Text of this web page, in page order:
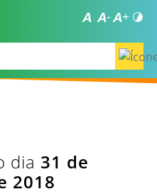
dia 31 de
2018